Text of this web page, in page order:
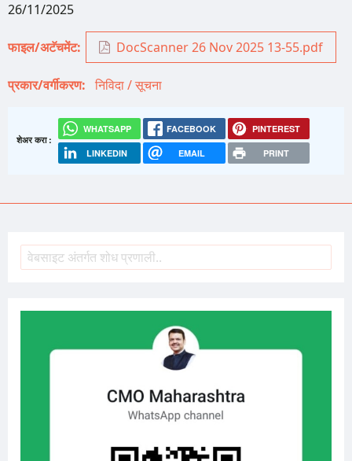
26/11/2025
फाइल/अटॅचमेंट DocScanner 26 Nov 2025 13-55.pdf
प्रकार/वर्गीकरण निविदा / सूचना
शेअर करा :
WHATSAPP FACEBOOK PINTEREST
LINKEDIN EMAIL PRINT
शोध
Search